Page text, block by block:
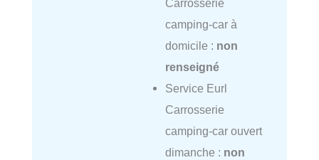
Carrosserie
camping-car à
domicile : non
renseigné
Service Eurl
Carrosserie
camping-car ouvert
dimanche : non